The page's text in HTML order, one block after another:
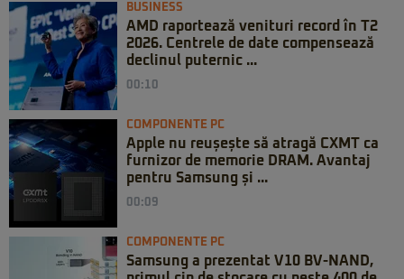
BUSINESS
AMD raportează venituri record în T2
2026. Centrele de date compensează
declinul puternic ...
00:10
COMPONENTE PC
Apple nu reușește să atragă CXMT ca
furnizor de memorie DRAM. Avantaj
pentru Samsung și ...
00:09
COMPONENTE PC
Samsung a prezentat V10 BV-NAND,